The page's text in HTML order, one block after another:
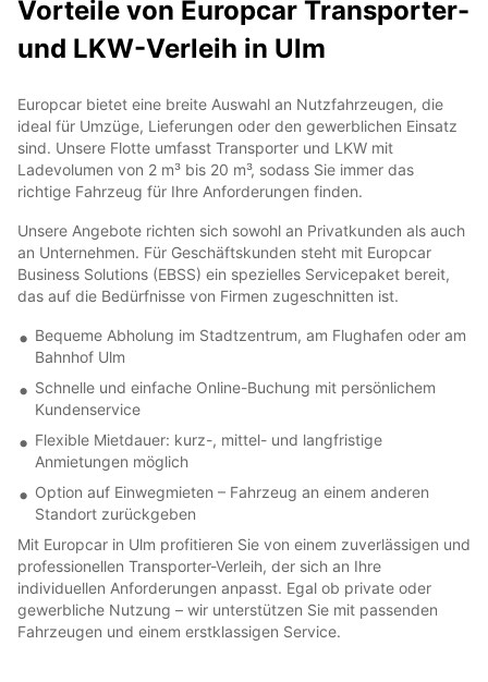
Vorteile von Europcar Transporter-
und LKW-Verleih in Ulm
Europcar bietet eine breite Auswahl an Nutzfahrzeugen, die
ideal für Umzüge, Lieferungen oder den gewerblichen Einsatz
sind. Unsere Flotte umfasst Transporter und LKW mit
Ladevolumen von 2 m³ bis 20 m³, sodass Sie immer das
richtige Fahrzeug für Ihre Anforderungen finden.
Unsere Angebote richten sich sowohl an Privatkunden als auch
an Unternehmen. Für Geschäftskunden steht mit Europcar
Business Solutions (EBSS) ein spezielles Servicepaket bereit,
das auf die Bedürfnisse von Firmen zugeschnitten ist.
Bequeme Abholung im Stadtzentrum, am Flughafen oder am
Bahnhof Ulm
Schnelle und einfache Online-Buchung mit persönlichem
Kundenservice
Flexible Mietdauer: kurz-, mittel- und langfristige
Anmietungen möglich
Option auf Einwegmieten – Fahrzeug an einem anderen
Standort zurückgeben
Mit Europcar in Ulm profitieren Sie von einem zuverlässigen und
professionellen Transporter-Verleih, der sich an Ihre
individuellen Anforderungen anpasst. Egal ob private oder
gewerbliche Nutzung – wir unterstützen Sie mit passenden
Fahrzeugen und einem erstklassigen Service.